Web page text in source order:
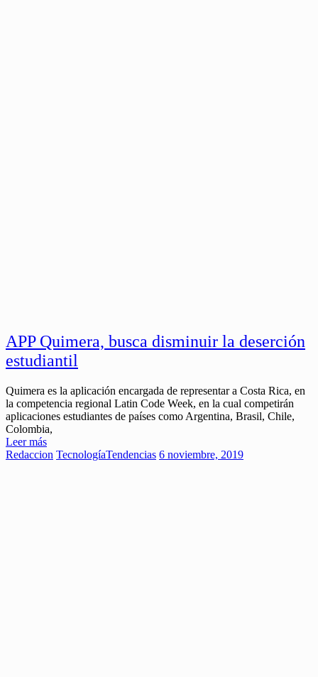
APP Quimera, busca disminuir la deserción
estudiantil
Quimera es la aplicación encargada de representar a Costa Rica, en
la competencia regional Latin Code Week, en la cual competirán
aplicaciones estudiantes de países como Argentina, Brasil, Chile,
Colombia,
Leer más
Redaccion TecnologíaTendencias 6 noviembre, 2019